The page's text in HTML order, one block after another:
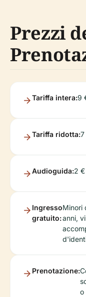
Prezzi
Tariffa intera:9
Tariffa ridotta:7
Audioguida:2
Ingresso
gratuito:
Minori
anni,
Prenotazione:
o